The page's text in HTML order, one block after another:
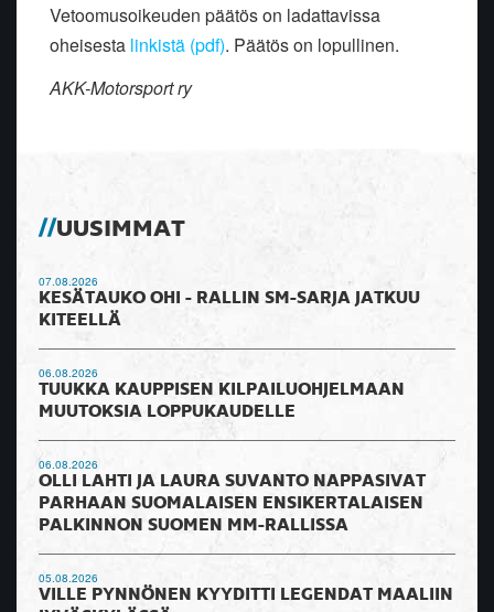
Vetoomusoikeuden päätös on ladattavissa
oheisesta linkistä (pdf). Päätös on lopullinen.
AKK-Motorsport ry
UUSIMMAT
07.08.2026
KESÄTAUKO OHI - RALLIN SM-SARJA JATKUU
KITEELLÄ
06.08.2026
TUUKKA KAUPPISEN KILPAILUOHJELMAAN
MUUTOKSIA LOPPUKAUDELLE
06.08.2026
OLLI LAHTI JA LAURA SUVANTO NAPPASIVAT
PARHAAN SUOMALAISEN ENSIKERTALAISEN
PALKINNON SUOMEN MM-RALLISSA
05.08.2026
VILLE PYNNÖNEN KYYDITTI LEGENDAT MAALIIN